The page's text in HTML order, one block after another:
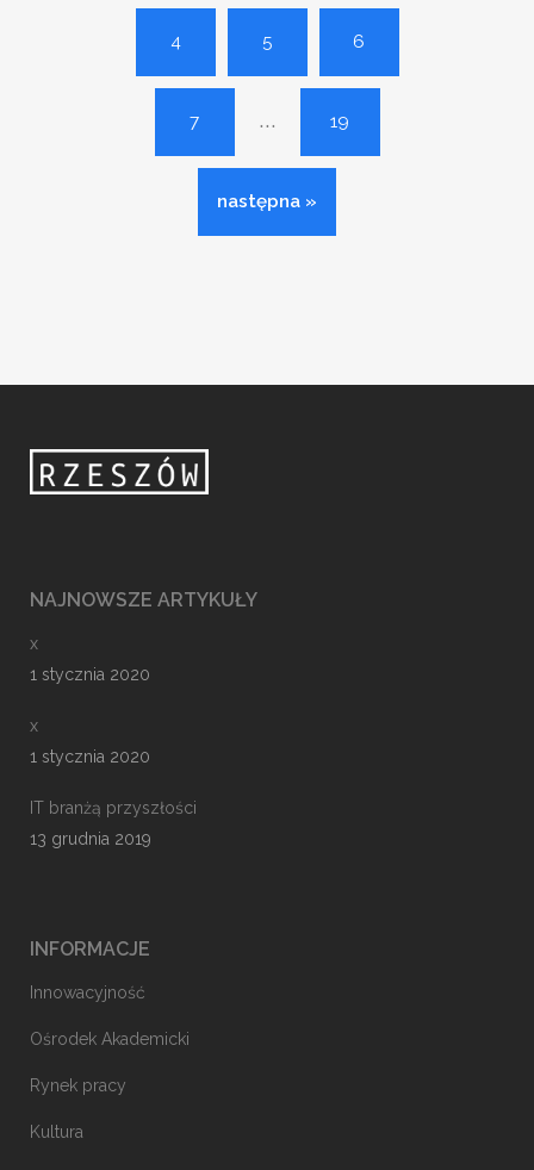
4 5 6
7 ... 19
następna »
NAJNOWSZE ARTYKUŁY
x
1 stycznia 2020
x
1 stycznia 2020
IT branżą przyszłości
13 grudnia 2019
INFORMACJE
Innowacyjność
Ośrodek Akademicki
Rynek pracy
Kultura